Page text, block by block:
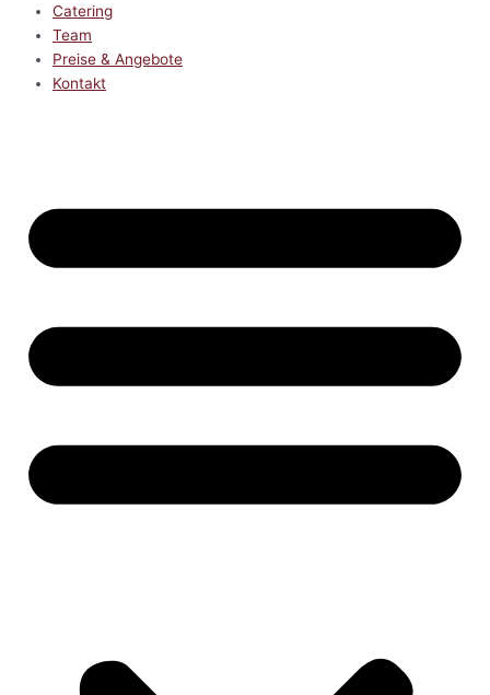
Catering
Team
Preise & Angebote
Kontakt